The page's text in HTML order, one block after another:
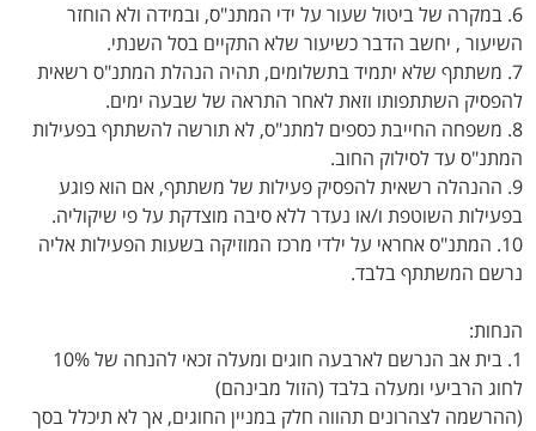
6. במקרה של ביטול שעור על ידי המתנ"ס, ובמידה ולא הוחזר
השיעור , יחשב הדבר כשיעור שלא התקיים בסל השנתי.
7. משתתף שלא יתמיד בתשלומים, תהיה הנהלת המתנ"ס רשאית
להפסיק השתתפותו וזאת לאחר התראה של שבעה ימים.
8. משפחה החייבת כספים למתנ"ס, לא תורשה להשתתף בפעילות
המתנ"ס עד לסילוק החוב.
9. ההנהלה רשאית להפסיק פעילות של משתתף, אם הוא פוגע
בפעילות השוטפת ו/או נעדר ללא סיבה מוצדקת על פי שיקוליה.
10. המתנ"ס אחראי על ילדי מרכז המוזיקה בשעות הפעילות אליה
נרשם המשתתף בלבד.
הנחות:
1. בית אב הנרשם לארבעה חוגים ומעלה זכאי להנחה של 10%
לחוג הרביעי ומעלה בלבד (הזול מבינהם)
(ההרשמה לצהרונים תהווה חלק במניין החוגים, אך לא תיכלל בסך